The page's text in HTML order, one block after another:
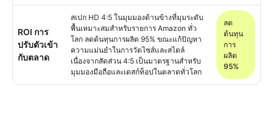
ROI การ
ปรับตัวเข้า
กับตลาด
สเปก HD 4:5 ในมุมมองด้านข้างที่มุมระดับ
พื้นเหมาะสมสำหรับรายการ Amazon ทั่ว
โลก ลดต้นทุนการผลิต 95% ขณะแก้ปัญหา
ความแม่นยำในการวัดไซส์และสไตล์
เนื่องจากสัดส่วน 4:5 เป็นมาตรฐานสำหรับ
มุมมองมือถือและเดสก์ท็อปในตลาดทั่วโลก
ลด
ต้นทุน
การ
ผลิต
95%